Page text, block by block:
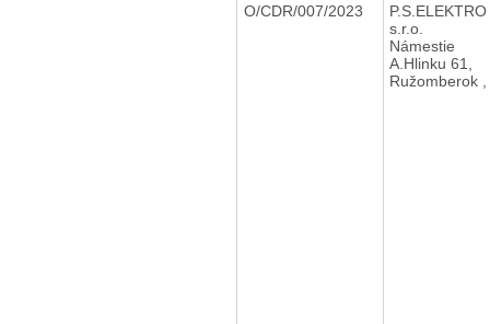
O/CDR/007/2023
P.S.ELEKTRO
s.r.o.
Námestie
A.Hlinku 61,
Ružomberok ,